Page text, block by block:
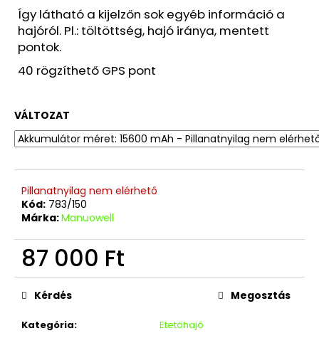
Így látható a kijelzőn sok egyéb információ a
hajóról. Pl.: töltöttség, hajó iránya, mentett
pontok.
40 rögzíthető GPS pont
VÁLTOZAT
Pillanatnyilag nem elérhető
Kód: 783/150
Márka:Manuowell
87 000 Ft
Egységár:
Kategória: Etetőhajó
Kérdés Megosztás